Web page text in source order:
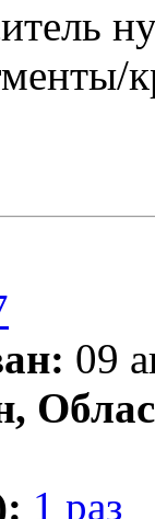
09
1 раз